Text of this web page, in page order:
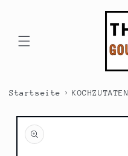
Startseite › KOCHZUTATEN